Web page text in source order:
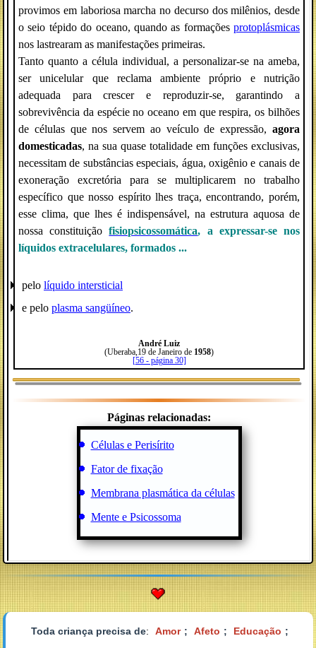
provimos em laboriosa marcha no decurso dos milênios, desde
o seio tépido do oceano, quando as formações protoplásmicas
nos lastrearam as manifestações primeiras.
Tanto quanto a célula individual, a personalizar-se na ameba,
ser unicelular que reclama ambiente próprio e nutrição
adequada para crescer e reproduzir-se, garantindo a
sobrevivência da espécie no oceano em que respira, os bilhões
de células que nos servem ao veículo de expressão, agora
domesticadas, na sua quase totalidade em funções exclusivas,
necessitam de substâncias especiais, água, oxigênio e canais de
exoneração excretória para se multiplicarem no trabalho
específico que nosso espírito lhes traça, encontrando, porém,
esse clima, que lhes é indispensável, na estrutura aquosa de
nossa constituiçãofisiopsicossomática, a expressar-se nos
líquidos extracelulares, formados ...
pelo líquido intersticial
e pelo plasma sangüíneo.
André Luiz
(Uberaba,19 de Janeiro de 1958)
[56 - página 30]
Páginas relacionadas:
Células e Perisírito
Fator de fixação
Membrana plasmática da células
Mente e Psicossoma
Toda criança precisa de: Amor ; Afeto ; Educação ;